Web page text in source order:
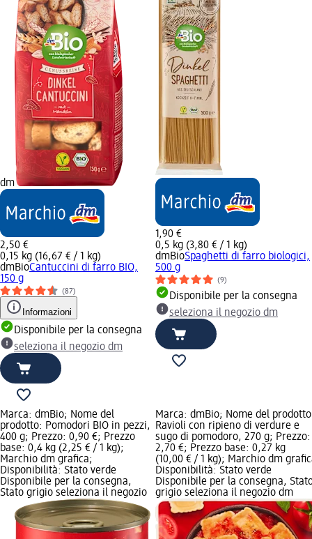
dm
2,50 €
0,15 kg (16,67 € / 1 kg)
dmBioCantuccini di farro BIO,
150 g
(87)
Informazioni
Disponibile per la consegna
seleziona il negozio dm
1,90 €
0,5 kg (3,80 € / 1 kg)
dmBioSpaghetti di farro biologici,
500 g
(9)
Disponibile per la consegna
seleziona il negozio dm
Marca: dmBio; Nome del
prodotto: Pomodori BIO in pezzi,
400 g; Prezzo: 0,90 €; Prezzo
base: 0,4 kg (2,25 € / 1 kg);
Marchio dm grafica;
Disponibilità: Stato verde
Disponibile per la consegna,
Stato grigio seleziona il negozio
Marca: dmBio; Nome del
Ravioli con ripieno di verdure e
sugo di pomodoro, 270 g; Prezzo:
2,70 €; Prezzo base: 0,27 kg
(10,00 € / 1 kg); Marchio dm
Disponibilità: Stato verde
Disponibile per la consegna,
grigio seleziona il negozio dm